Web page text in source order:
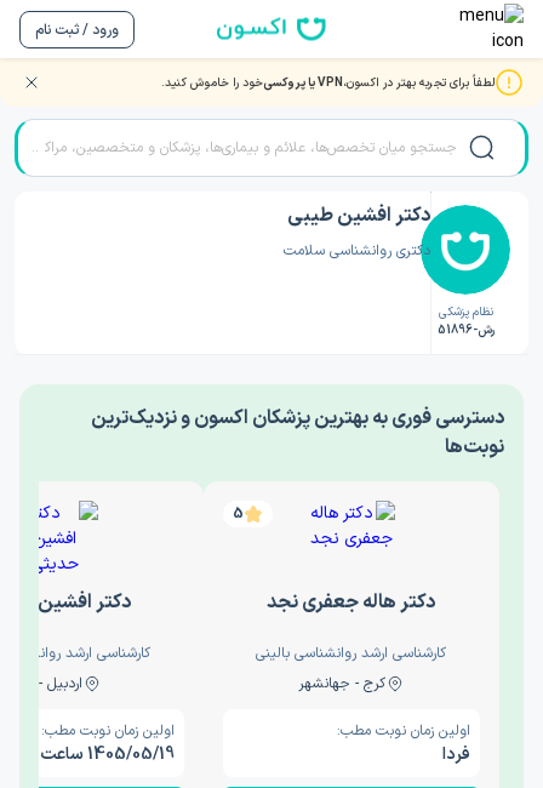
ورود / ثبت نام
لطفاً برای تجربه بهتر در اکسون،VPN یا پروکسی خود را خاموش کنید. صفحه اصلی/دکتر روانشناسی/دکتر افشین طیبی
نظام پزشکی
رش-51896
دکتر افشین طیبی
دکتری روانشناسی سلامت
‎دسترسی فوری به بهترین پزشکان اکسون و نزدیک‌ترین
نوبت‌ها
5
دکتر هاله جعفری نجد
کارشناسی ارشد روانشناسی بالینی
کرج - جهانشهر
اولین زمان نوبت مطب:
فردا
دکتر افشین
کارشناسی ارشد
اردبیل - والی
اولین زمان نوبت مطب:
1405/05/19 ساعت 15:00